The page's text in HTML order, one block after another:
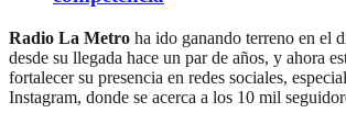
Radio La Metro ha ido ganando terreno en el
desde su llegada hace un par de años, y ahora
fortalecer su presencia en redes sociales,
Instagram, donde se acerca a los 10 mil